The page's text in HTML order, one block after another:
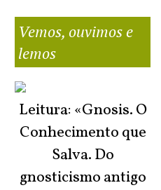
Vemos, ouvimos e
lemos
Leitura: «Gnosis. O
Conhecimento que
Salva. Do
gnosticismo antigo